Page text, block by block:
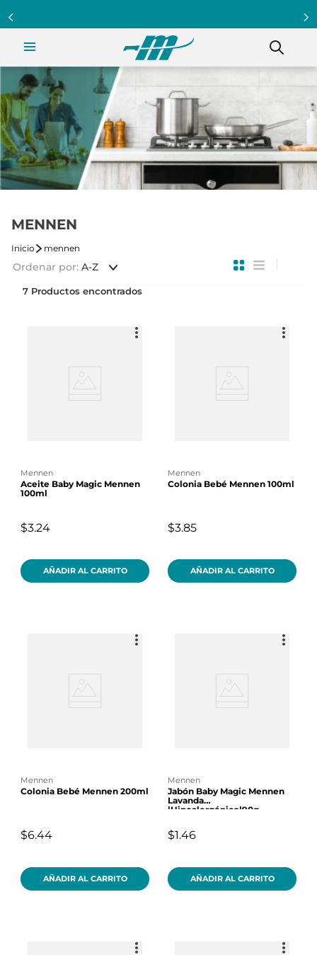
MENNEN
mennen
Ordenar por A-Z
7
mennen
Aceite Baby Magic Mennen
100ml
$3.24
AÑADIR AL CARRITO
mennen
Colonia Bebé Mennen 100ml
$3.85
AÑADIR AL CARRITO
mennen
Colonia Bebé Mennen 200ml
$6.44
AÑADIR AL CARRITO
mennen
Jabón Baby Magic Mennen
Lavanda
|Hipoalergénico|90g
$1.46
AÑADIR AL CARRITO